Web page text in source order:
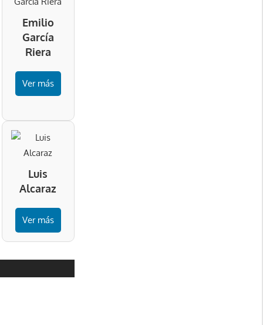
Emilio
García
Riera
Ver más
Luis
Alcaraz
Ver más